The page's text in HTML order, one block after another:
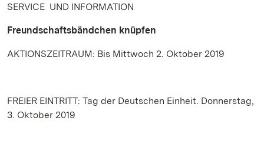
SERVICE UND INFORMATION
Freundschaftsbändchen knüpfen
AKTIONSZEITRAUM: Bis Mittwoch 2. Oktober 2019
FREIER EINTRITT: Tag der Deutschen Einheit. Donnerstag,
3. Oktober 2019